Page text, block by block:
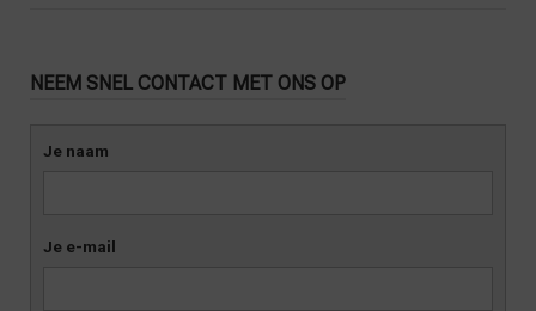
NEEM SNEL CONTACT MET ONS OP
Je naam
Je e-mail